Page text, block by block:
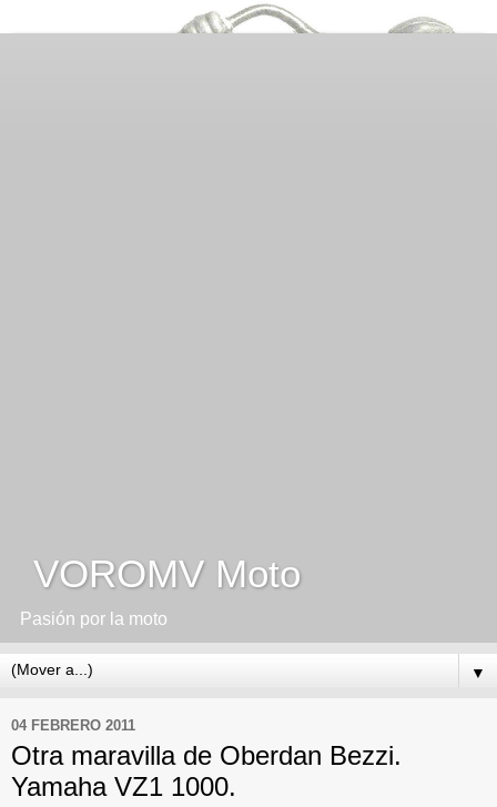
VOROMV Moto
Pasión por la moto
▼
04 FEBRERO 2011
Otra maravilla de Oberdan Bezzi.
Yamaha VZ1 1000.